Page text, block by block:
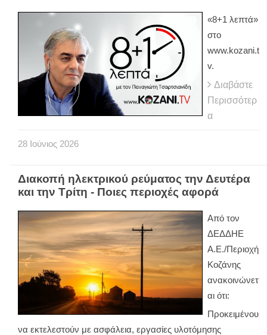
«8+1 λεπτά»
στο
www.kozani.t
v.
Διαβάστε
Περισσότερ
α
28 Ιούνιος 2026
Διακοπή ηλεκτρικού ρεύματος την Δευτέρα
και την Τρίτη - Ποιες περιοχές αφορά
Από τον
ΔΕΔΔΗΕ
Α.Ε./Περιοχή
Κοζάνης
ανακοινώνετ
αι ότι:
Προκειμένου
να εκτελεστούν με ασφάλεια, εργασίες υλοτόμησης